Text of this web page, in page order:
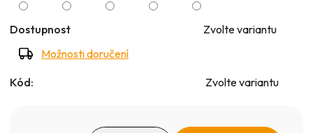
Dostupnost
Zvolte variantu
Možnosti doručení
Kód: Zvolte variantu